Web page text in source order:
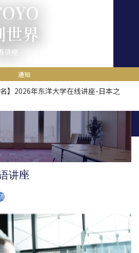
在线授课方法
常见问题
联络我们
世界
讲座
通知
名】2026年东洋大学在线讲座-日本之
讲座